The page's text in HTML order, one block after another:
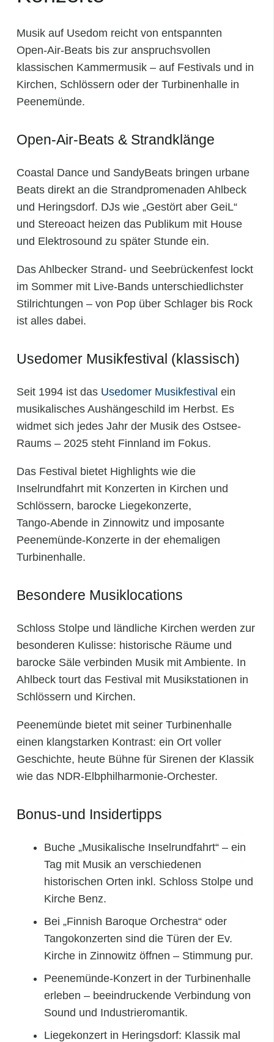
Musik auf Usedom reicht von entspannten
Open‑Air‑Beats bis zur anspruchsvollen
klassischen Kammermusik – auf Festivals und in
Kirchen, Schlössern oder der Turbinenhalle in
Peenemünde.
Open-Air-Beats & Strandklänge
Coastal Dance und SandyBeats bringen urbane
Beats direkt an die Strandpromenaden Ahlbeck
und Heringsdorf. DJs wie „Gestört aber GeiL“
und Stereoact heizen das Publikum mit House
und Elektrosound zu später Stunde ein.
Das Ahlbecker Strand- und Seebrückenfest lockt
im Sommer mit Live-Bands unterschiedlichster
Stilrichtungen – von Pop über Schlager bis Rock
ist alles dabei.
Usedomer Musikfestival (klassisch)
Seit 1994 ist das Usedomer Musikfestival ein
musikalisches Aushängeschild im Herbst. Es
widmet sich jedes Jahr der Musik des Ostsee-​
Raums – 2025 steht Finnland im Fokus.
Das Festival bietet Highlights wie die
Inselrundfahrt mit Konzerten in Kirchen und
Schlössern, barocke Liegekonzerte,
Tango‑Abende in Zinnowitz und imposante
Peenemünde‑Konzerte in der ehemaligen
Turbinenhalle.
Besondere Musiklocations
Schloss Stolpe und ländliche Kirchen werden zur
besonderen Kulisse: historische Räume und
barocke Säle verbinden Musik mit Ambiente. In
Ahlbeck tourt das Festival mit Musikstationen in
Schlössern und Kirchen.
Peenemünde bietet mit seiner Turbinenhalle
einen klangstarken Kontrast: ein Ort voller
Geschichte, heute Bühne für Sirenen der Klassik
wie das NDR‑Elbphilharmonie‑Orchester.
Bonus-und Insidertipps
Buche „Musikalische Inselrundfahrt“ – ein
Tag mit Musik an verschiedenen
historischen Orten inkl. Schloss Stolpe und
Kirche Benz.
Bei „Finnish Baroque Orchestra“ oder
Tangokonzerten sind die Türen der Ev.
Kirche in Zinnowitz öffnen – Stimmung pur.
Peenemünde‑Konzert in der Turbinenhalle
erleben – beeindruckende Verbindung von
Sound und Industrieromantik.
Liegekonzert in Heringsdorf: Klassik mal